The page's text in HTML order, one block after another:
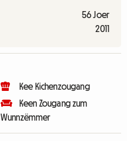
56 Joer
2011
Kee Kichenzougang
Keen Zougang zum
Wunnzëmmer